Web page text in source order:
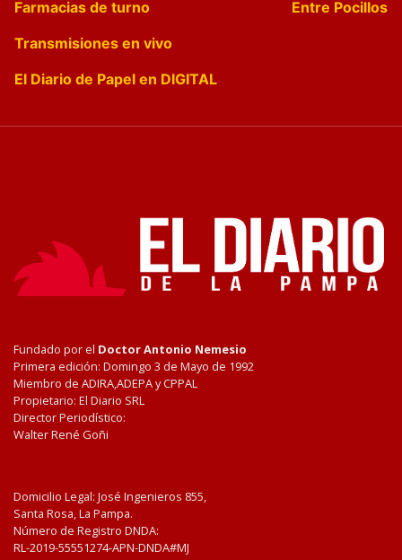
Farmacias de turno
Entre Pocillos
Transmisiones en vivo
El Diario de Papel en DIGITAL
Fundado por el Doctor Antonio Nemesio
Primera edición: Domingo 3 de Mayo de 1992
Miembro de ADIRA,ADEPA y CPPAL
Propietario: El Diario SRL
Director Periodístico:
Walter René Goñi
Domicilio Legal: José Ingenieros 855,
Santa Rosa, La Pampa.
Número de Registro DNDA:
RL-2019-55551274-APN-DNDA#MJ